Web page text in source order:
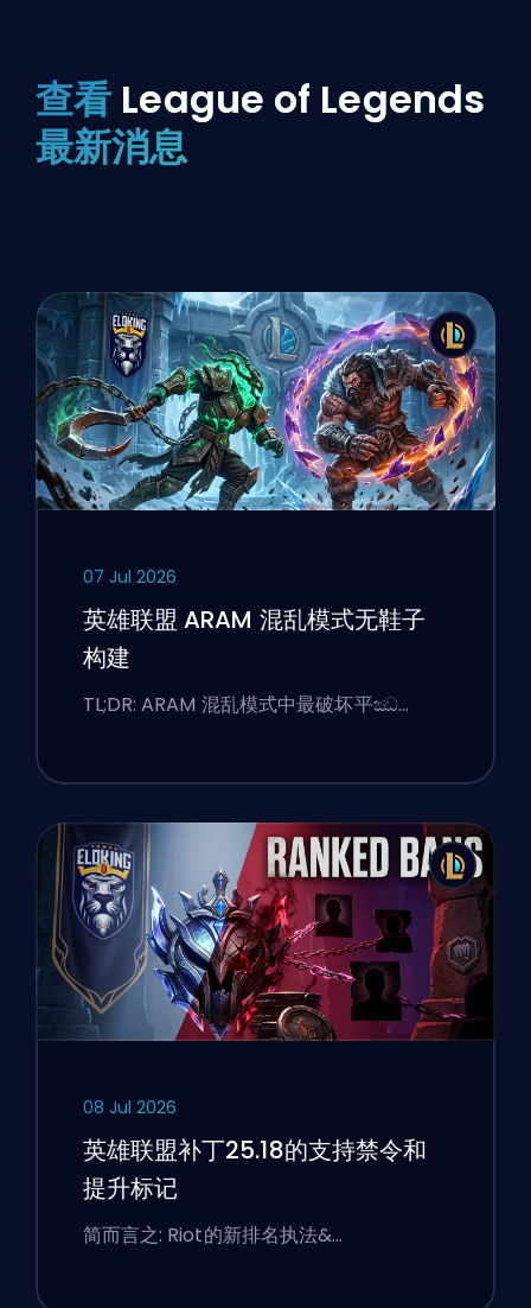
查看 League of Legends
最新消息
07 Jul 2026
英雄联盟 ARAM 混乱模式无鞋子
构建
TL;DR: ARAM 混乱模式中最破坏平ඣ…
08 Jul 2026
英雄联盟补丁25.18的支持禁令和
提升标记
简而言之: Riot的新排名执法&…